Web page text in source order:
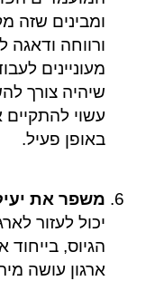
ומבינים שזה
ורווחה ודאגה
מעוניינים
שיהיה צורך
עשוי להתקיים
באופן פעיל.
משפר את
יכול לעזור
הגיוס,
ארגון עושה